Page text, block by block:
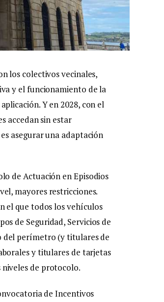
los colectivos vecinales,
y el funcionamiento de la
Y en 2028, con el
accedan sin estar
asegurar una adaptación
de Actuación en Episodios
mayores restricciones.
el que todos los vehículos
de Seguridad, Servicios de
del perímetro (y titulares de
y titulares de tarjetas
niveles de protocolo.
de Incentivos